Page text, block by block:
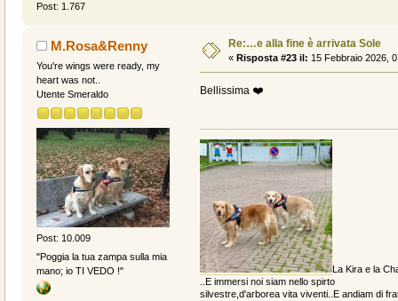
Post: 1.767
M.Rosa&Renny
You're wings were ready, my
heart was not..
Utente Smeraldo
Post: 10.009
"Poggia la tua zampa sulla mia
mano; io TI VEDO !"
Re:…e alla fine è arrivata Sole
« Risposta #23 il: 15 Febbraio 2026,
Bellissima ❤️
La Kira e la
..E immersi noi siam nello spirto
silvestre,d'arborea vita viventi..E andiam di